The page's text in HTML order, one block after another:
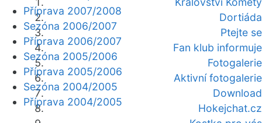
Dortiáda
Ptejte se
Fan klub informuje
Fotogalerie
Aktivní fotogalerie
Download
Hokejchat.cz
Příprava 2007/2008
Sezóna 2006/2007
Příprava 2006/2007
Sezóna 2005/2006
Příprava 2005/2006
Sezóna 2004/2005
Příprava 2004/2005